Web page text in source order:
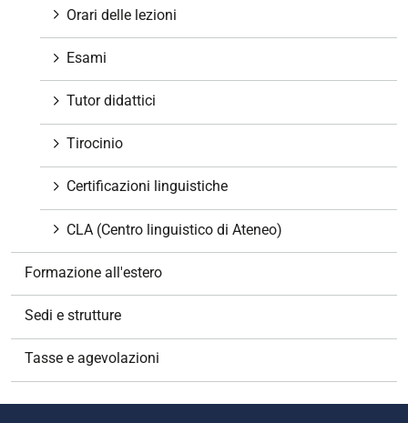
Orari delle lezioni
Esami
Tutor didattici
Tirocinio
Certificazioni linguistiche
CLA (Centro linguistico di Ateneo)
Formazione all'estero
Sedi e strutture
Tasse e agevolazioni